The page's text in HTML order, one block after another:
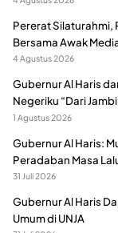
Pererat Silaturahmi,
Bersama Awak
4 Agustus 2026
Gubernur Al Haris
Negeriku “Dari
1 Agustus 2026
Gubernur Al Haris:
Peradaban Masa
31 Juli 2026
Gubernur Al Haris
Umum di UNJA